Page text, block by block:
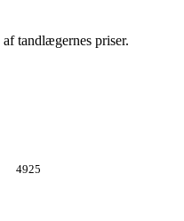
af tandlægernes priser.
4925